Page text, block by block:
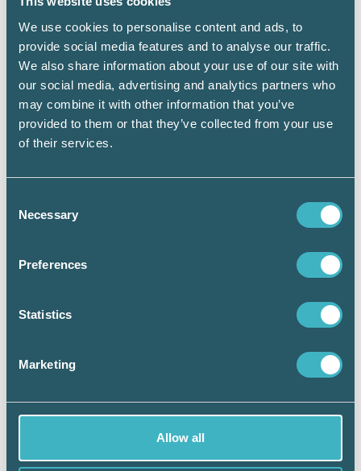
We use cookies to personalise content and ads, to
provide social media features and to analyse our traffic.
We also share information about your use of our site with
our social media, advertising and analytics partners who
may combine it with other information that you’ve
provided to them or that they’ve collected from your use
of their services.
Selection
Necessary
Preferences
Statistics
Marketing
Allow all
Bolaget har bevisbördan för rätten till avdrag
och ska således göra sannolikt att kostnaderna
för reparation och underhåll har ett direkt och
omedelbart samband med den tidigare
momspliktiga verksamheten. Som ett led i
detta åberopar bolaget en analys av en extern
översiktligt beskrivna och fakturorna har inte
åberopats. Det är därför svårt att avgöra för
samband med den tidigare verksamheten eller
För det första fallet menar KR att bolaget har
ommålning, reparation av VS-installationer
och spolning av stammar och avlopp är
verksamheten och har därmed omedelbart
samband med denna. Bolaget medges därför
momsavdrag i dessa delar.